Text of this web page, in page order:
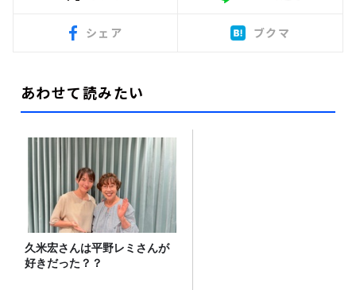
シェア ブクマ
あわせて読みたい
久米宏さんは平野レミさんが
好きだった？？